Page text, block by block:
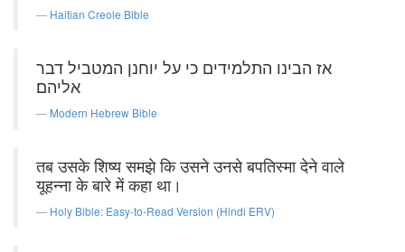
Haitian Creole Bible
אז הבינו התלמידים כי על יוחנן המטביל דבר
אליהם׃
Modern Hebrew Bible
तब उसके शिष्य समझे कि उसने उनसे बपतिस्मा देने वाले
यूहन्ना के बारे में कहा था।
Holy Bible: Easy-to-Read Version (Hindi ERV)